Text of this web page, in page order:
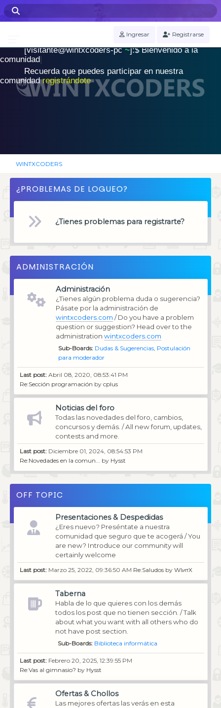
Ingresar Registrarse
WINTXCODERS Terminal
[visitante@wintxcoders-pc~]:$ .
Bienvenido a la
comunidad|
Recuerda que puedes participar en nuestra
comunidadregistrándote
WINTXCODERS
¿PROBLEMAS DE LOGUEO?
¿Tienes problemas para registrarte?
ADMINISTRACIÓN
Administración
¿Tienes algún problema duda o sugerencia?
Pásate por la administración de
wintxcoders.com / Do you have a problem
question or suggestion? Head over to the
administration wintxcoders.com
Sub-Boards Dudas & Sugerencias Postulación
para moderador
Last post: Abril 08, 2020, 08:53:41 PM
Re:Sección programación by cplus
Noticias del foro
Todas las novedades del foro, cambios,
concursos y demás. / All new forum, updates,
contests and more.
Last post: Diciembre 01, 2024, 08:54:53 PM
Re:Novedades en la comun... by Hysst
OFF TOPIC
Presentaciones & Despedidas
¿Eres nuevo? Preséntate a nuestra
comunidad que seguro que te acogerá / You
are new? Introduce our community will
certainly welcome
Last post: Marzo 25, 2022, 09:36:50 AM Re:Saludosby WIитX
Taberna
Habla de lo que quieres con los demás
todos los post que no tienen sección. / Talk
about what you want with all others who do
not have post section.
Sub-Boards Biblioteca informática
Last post: Febrero 20, 2025, 12:39:55 PM
Re:Vas al gimnasio? by Hysst
Ofertas & Chollos
Las mejores ofertas las verás en esta